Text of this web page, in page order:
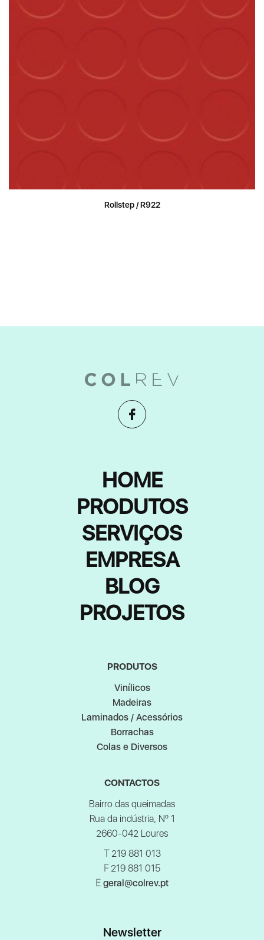
Rollstep / R922
HOME
PRODUTOS
SERVIÇOS
EMPRESA
BLOG
PROJETOS
PRODUTOS
Vinílicos
Madeiras
Laminados / Acessórios
Borrachas
Colas e Diversos
CONTACTOS
Bairro das queimadas
Rua da indústria, Nº 1
2660-042 Loures
T219 881 013
F219 881 015
E geral@colrev.pt
Newsletter